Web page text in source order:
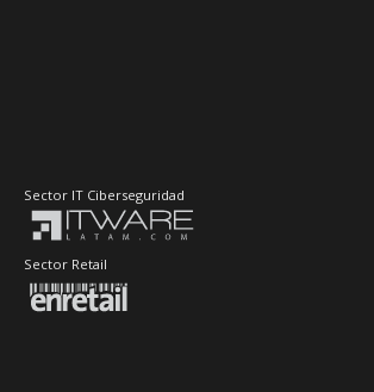
Sector IT Ciberseguridad
Sector Retail